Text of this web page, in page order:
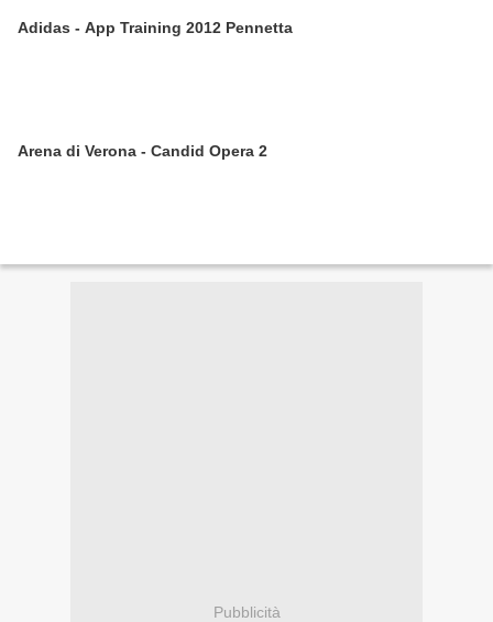
Adidas - App Training 2012 Pennetta
Arena di Verona - Candid Opera 2
Pubblicità